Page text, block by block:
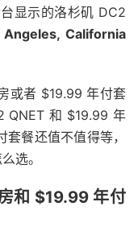
显示的洛杉矶 DC2
Angeles, California
或者 $19.99 年付套
QNET 和 $19.99 年
餐还值不值得等，
选。
和 $19.99 年付